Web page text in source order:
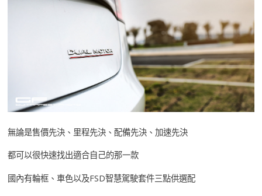
無論是售價先決、里程先決、配備先決、加速先決
都可以很快速找出適合自己的那一款
國內有輪框、車色以及FSD智慧駕駛套件三點供選配